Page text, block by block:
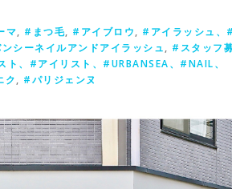
マ, #まつ毛, #アイブロウ, #アイラッシュ、
シーネイルアンドアイラッシュ, #スタッフ
、#アイリスト、#URBANSEA、#NAIL、
ク, #パリジェンヌ